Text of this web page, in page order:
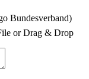
Bundesverband)
or Drag & Drop